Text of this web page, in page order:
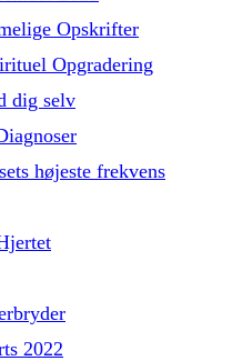
Opskrifter
Opgradering
dig selv
højeste frekvens
2022